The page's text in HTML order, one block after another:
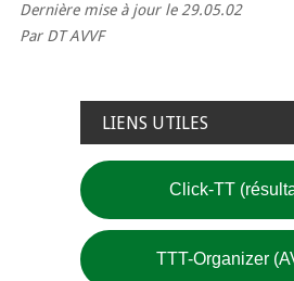
Dernière mise à jour le 29.05.02
Par DT AVVF
LIENS UTILES
Click-TT
TTT-Organizer